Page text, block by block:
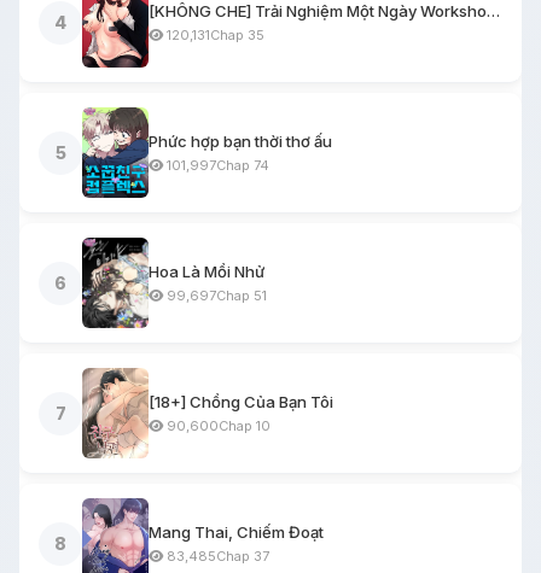
4
[KHÔNG CHE] Trải Nghiệm Một Ngày Workshop BDSM
120,131Chap 35
5
Phức hợp bạn thời thơ ấu
101,997Chap 74
6
Hoa Là Mồi Nhử
99,697Chap 51
7
[18+] Chồng Của Bạn Tôi
90,600Chap 10
8
Mang Thai, Chiếm Đoạt
83,485Chap 37